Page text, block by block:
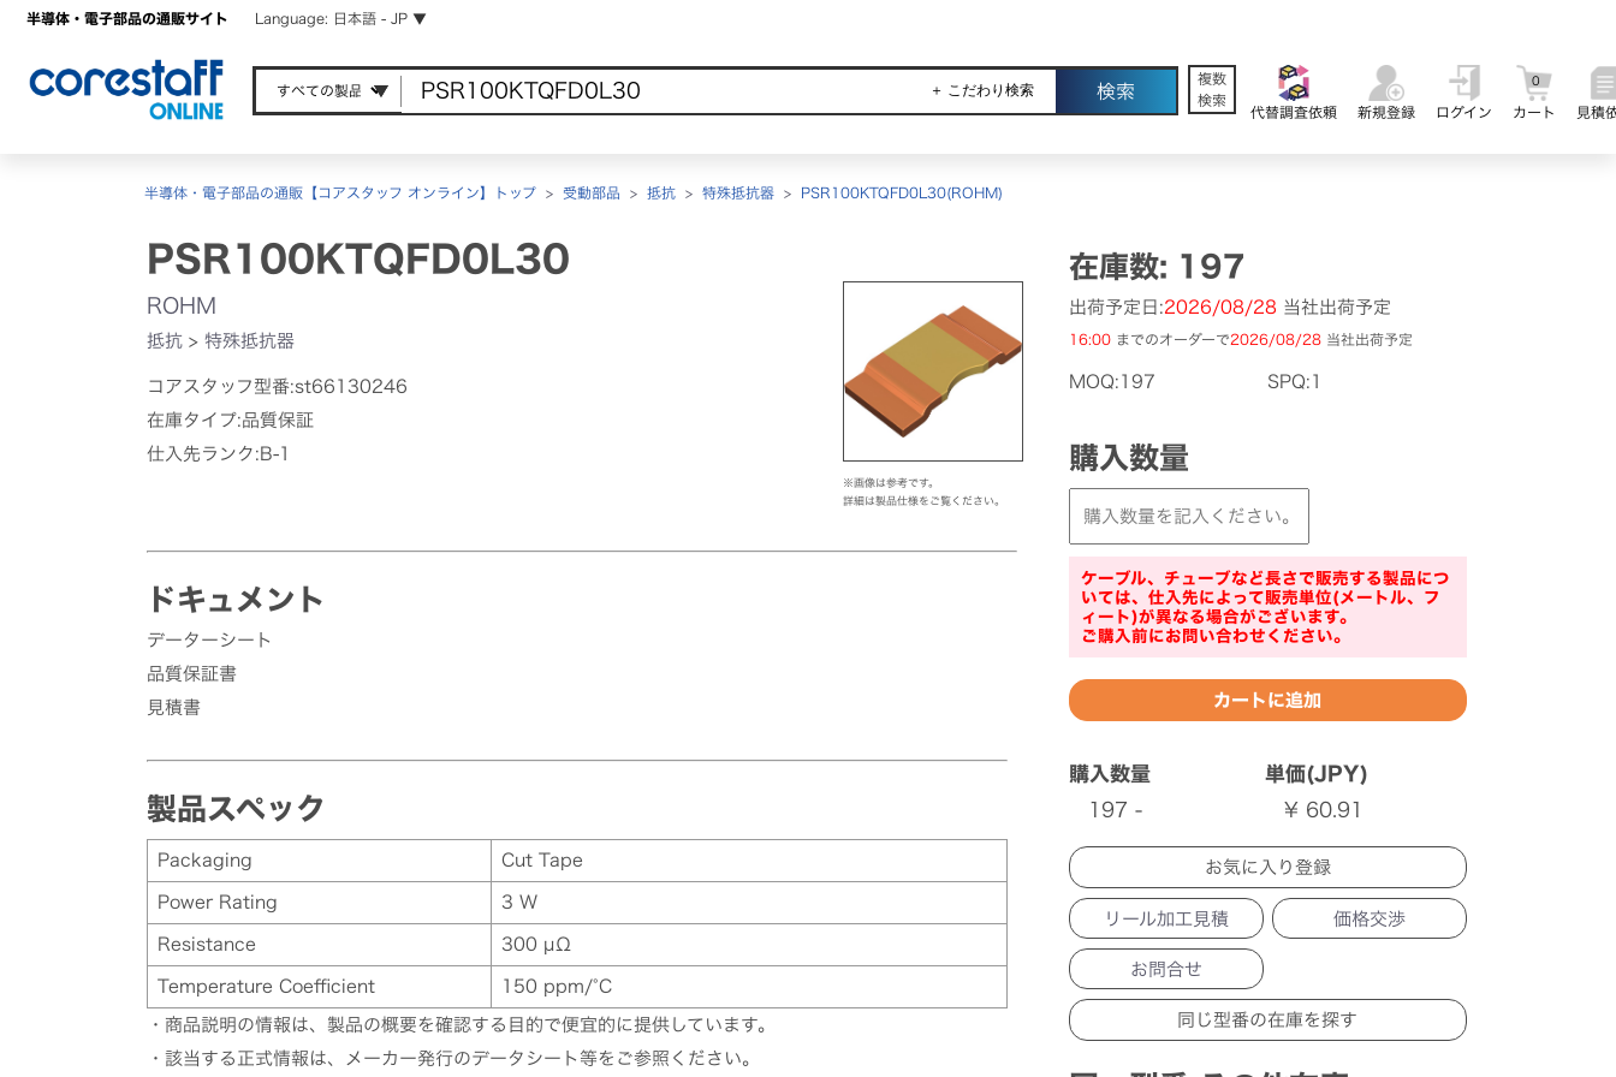
半導体・電子部品の通販サイト Language: 日本語 - JP ▼
＋ こだわり検索
複数
検索
代替調査依頼
新規登録 ログイン カート
0
見積
半導体・電子部品の通販【コアスタッフ オンライン】トップ > 受動部品 > 抵抗 > 特殊抵抗器 > PSR100KTQFD0L30(ROHM)
PSR100KTQFD0L30
ROHM
抵抗 > 特殊抵抗器
コアスタッフ型番:st66130246
在庫タイプ:品質保証
仕入先ランク:B-1
※画像は参考です。
詳細は製品仕様をご覧ください。
ドキュメント
データーシート
品質保証書
見積書
製品スペック
Packaging Cut Tape
Power Rating 3 W
Resistance 300 µΩ
Temperature Coefficient 150 ppm/°C
・商品説明の情報は、製品の概要を確認する目的で便宜的に提供しています。
・該当する正式情報は、メーカー発行のデータシート等をご参照ください。
在庫数: 197
出荷予定日:2026/08/28 当社出荷予定
16:00までのオーダーで2026/08/28当社出荷予定
MOQ:197 SPQ:1
購入数量
ケーブル、チューブなど長さで販売する製品につ
いては、仕入先によって販売単位(メートル、フ
ィート)が異なる場合がございます。
ご購入前にお問い合わせください。
購入数量
単価(JPY)
197 -
¥ 60.91
リール加工見積 価格交渉
お問合せ